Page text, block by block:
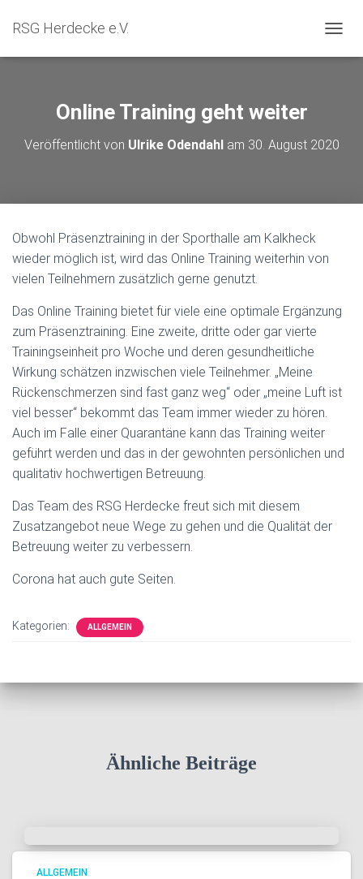
RSG Herdecke e.V.
Online Training geht weiter
Veröffentlicht von Ulrike Odendahlam 30. August 2020
Obwohl Präsenztraining in der Sporthalle am Kalkheck
wieder möglich ist, wird das Online Training weiterhin von
vielen Teilnehmern zusätzlich gerne genutzt.
Das Online Training bietet für viele eine optimale Ergänzung
zum Präsenztraining. Eine zweite, dritte oder gar vierte
Trainingseinheit pro Woche und deren gesundheitliche
Wirkung schätzen inzwischen viele Teilnehmer. „Meine
Rückenschmerzen sind fast ganz weg“ oder „meine Luft ist
viel besser“ bekommt das Team immer wieder zu hören.
Auch im Falle einer Quarantäne kann das Training weiter
geführt werden und das in der gewohnten persönlichen und
qualitativ hochwertigen Betreuung.
Das Team des RSG Herdecke freut sich mit diesem
Zusatzangebot neue Wege zu gehen und die Qualität der
Betreuung weiter zu verbessern.
Corona hat auch gute Seiten.
Kategorien: ALLGEMEIN
Ähnliche Beiträge
ALLGEMEIN